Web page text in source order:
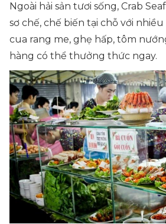
Ngoài hải sản tươi sống, Crab
sơ chế, chế biến tại chỗ với
cua rang me, ghẹ hấp, tôm
hàng có thể thưởng thức ngay.